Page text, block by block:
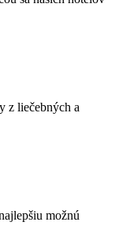
z liečebných a
možnú